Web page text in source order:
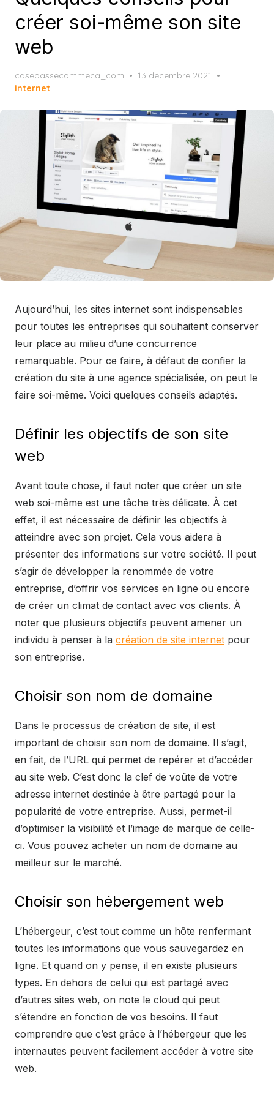
créer soi-même son site
web
casepassecommeca_com
Posted
13 décembre 2021
Internet
Aujourd’hui, les sites internet sont indispensables
pour toutes les entreprises qui souhaitent conserver
leur place au milieu d’une concurrence
remarquable. Pour ce faire, à défaut de confier la
création du site à une agence spécialisée, on peut le
faire soi-même. Voici quelques conseils adaptés.
Définir les objectifs de son site
web
Avant toute chose, il faut noter que créer un site
web soi-même est une tâche très délicate. À cet
effet, il est nécessaire de définir les objectifs à
atteindre avec son projet. Cela vous aidera à
présenter des informations sur votre société. Il peut
s’agir de développer la renommée de votre
entreprise, d’offrir vos services en ligne ou encore
de créer un climat de contact avec vos clients. À
noter que plusieurs objectifs peuvent amener un
individu à penser à la création de site internet pour
son entreprise.
Choisir son nom de domaine
Dans le processus de création de site, il est
important de choisir son nom de domaine. Il s’agit,
en fait, de l’URL qui permet de repérer et d’accéder
au site web. C’est donc la clef de voûte de votre
adresse internet destinée à être partagé pour la
popularité de votre entreprise. Aussi, permet-il
d’optimiser la visibilité et l’image de marque de celle-
ci. Vous pouvez acheter un nom de domaine au
meilleur sur le marché.
Choisir son hébergement web
L’hébergeur, c’est tout comme un hôte renfermant
toutes les informations que vous sauvegardez en
ligne. Et quand on y pense, il en existe plusieurs
types. En dehors de celui qui est partagé avec
d’autres sites web, on note le cloud qui peut
s’étendre en fonction de vos besoins. Il faut
comprendre que c’est grâce à l’hébergeur que les
internautes peuvent facilement accéder à votre site
web.